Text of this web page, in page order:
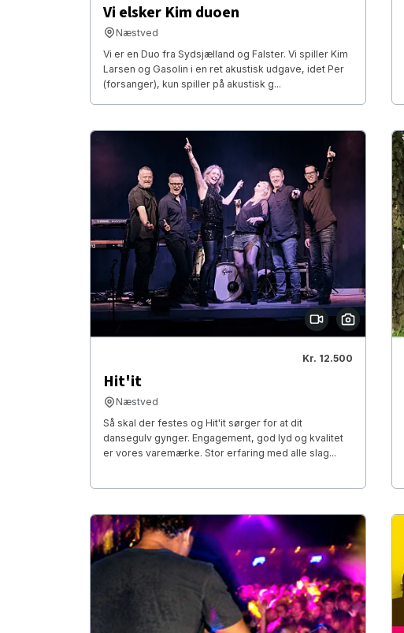
Vi elsker Kim duoen
Næstved
Vi er en Duo fra Sydsjælland og Falster. Vi spiller Kim
Larsen og Gasolin i en ret akustisk udgave, idet Per
(forsanger), kun spiller på akustisk g...
Kr. 12.500
Hit'it
Næstved
Så skal der festes og Hit'it sørger for at dit
dansegulv gynger. Engagement, god lyd og kvalitet
er vores varemærke. Stor erfaring med alle slag...